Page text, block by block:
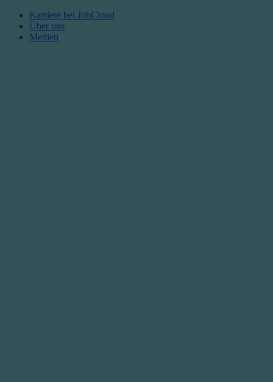
Karriere bei JobCloud​
Über uns
Medien